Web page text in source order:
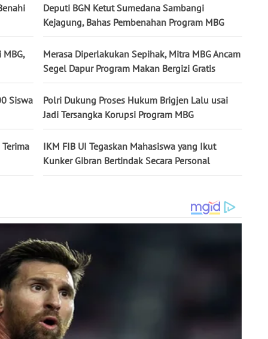
Deputi BGN Ketut Sumedana Sambangi
Kejagung, Bahas Pembenahan Program MBG
Merasa Diperlakukan Sepihak, Mitra MBG Ancam
Segel Dapur Program Makan Bergizi Gratis
Siswa
Polri Dukung Proses Hukum Brigjen Lalu usai
Jadi Tersangka Korupsi Program MBG
IKM FIB UI Tegaskan Mahasiswa yang Ikut
Kunker Gibran Bertindak Secara Personal